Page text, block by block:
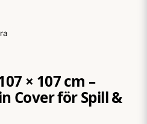
× 107 cm –
Cover för Spill &